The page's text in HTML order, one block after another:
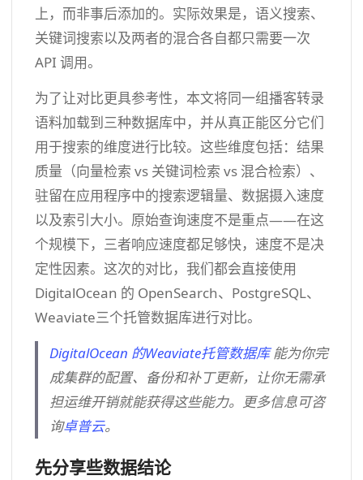
上，而非事后添加的。实际效果是，语义搜索、
关键词搜索以及两者的混合各自都只需要一次
API 调用。
为了让对比更具参考性，本文将同一组播客转录
语料加载到三种数据库中，并从真正能区分它们
用于搜索的维度进行比较。这些维度包括：结果
质量（向量检索 vs 关键词检索 vs 混合检索）、
驻留在应用程序中的搜索逻辑量、数据摄入速度
以及索引大小。原始查询速度不是重点——在这
个规模下，三者响应速度都足够快，速度不是决
定性因素。这次的对比，我们都会直接使用
DigitalOcean 的 OpenSearch、PostgreSQL、
Weaviate三个托管数据库进行对比。
DigitalOcean 的Weaviate托管数据库能为你完
成集群的配置、备份和补丁更新，让你无需承
担运维开销就能获得这些能力。更多信息可咨
询卓普云。
先分享些数据结论